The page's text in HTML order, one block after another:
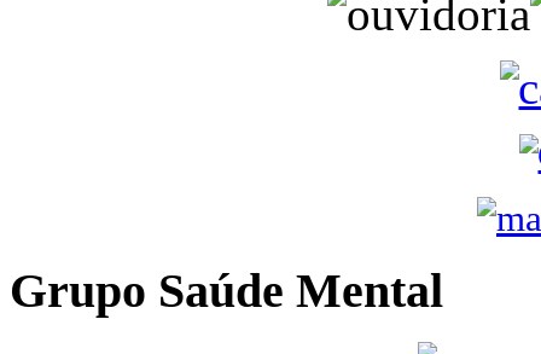
Grupo Saúde Mental